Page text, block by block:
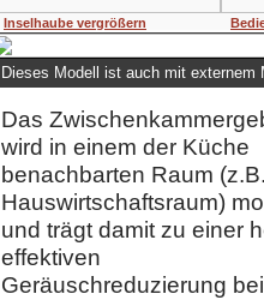
Inselhaube vergrößern
Dieses Modell ist auch mit
Das
wird in einem der Küche
benachbarten Raum
Hauswirtschaftsraum)
und trägt damit zu einer
effektiven
Geräuschreduzierung